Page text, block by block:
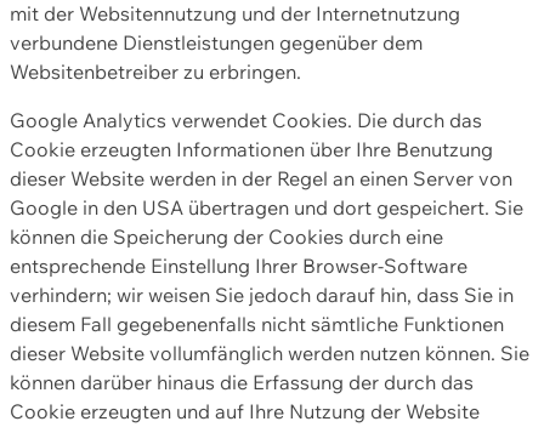
mit der Websitennutzung und der Internetnutzung
verbundene Dienstleistungen gegenüber dem
Websitenbetreiber zu erbringen.
Google Analytics verwendet Cookies. Die durch das
Cookie erzeugten Informationen über Ihre Benutzung
dieser Website werden in der Regel an einen Server von
Google in den USA übertragen und dort gespeichert. Sie
können die Speicherung der Cookies durch eine
entsprechende Einstellung Ihrer Browser-Software
verhindern; wir weisen Sie jedoch darauf hin, dass Sie in
diesem Fall gegebenenfalls nicht sämtliche Funktionen
dieser Website vollumfänglich werden nutzen können. Sie
können darüber hinaus die Erfassung der durch das
Cookie erzeugten und auf Ihre Nutzung der Website